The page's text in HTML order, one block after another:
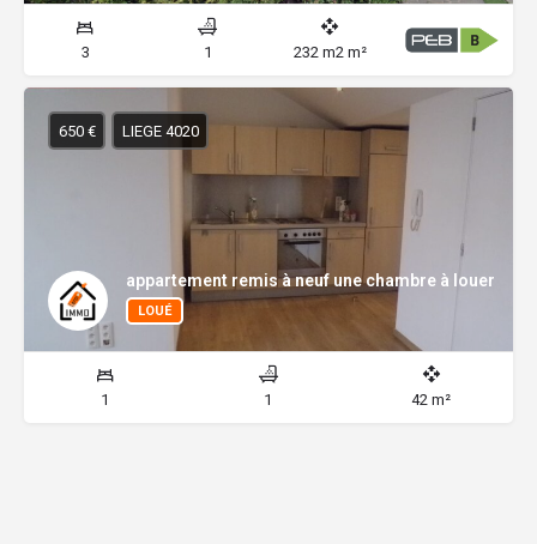
3 1 232 m2 m²
appartement remis à neuf une chambre à louer
LOUÉ
650 € LIEGE 4020
1 1 42 m²